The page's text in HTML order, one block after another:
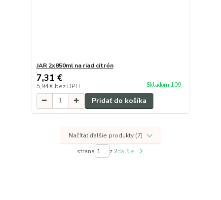
JAR 2x850ml na riad citrón
7,31 €
5,94 € bez DPH Skladom 109
Pridať do košíka
Načítať ďalšie produkty (7)
strana z 2ďalšie